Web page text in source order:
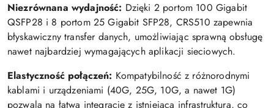
Niezrównana wydajność: Dzięki 2 portom 100 Gigabit
QSFP28 i 8 portom 25 Gigabit SFP28, CRS510 zapewnia
błyskawiczny transfer danych, umożliwiając sprawną obsługę
nawet najbardziej wymagających aplikacji sieciowych.
Elastyczność połączeń: Kompatybilność z różnorodnymi
kablami i urządzeniami (40G, 25G, 10G, a nawet 1G)
pozwala na łatwą integrację z istniejącą infrastrukturą, co